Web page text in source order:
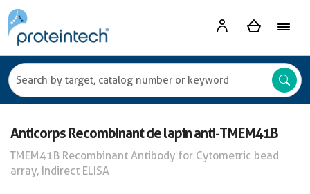
Anticorps Recombinant de lapin anti-TMEM41B
TMEM41B Recombinant Antibody for Cytometric bead
array, Indirect ELISA